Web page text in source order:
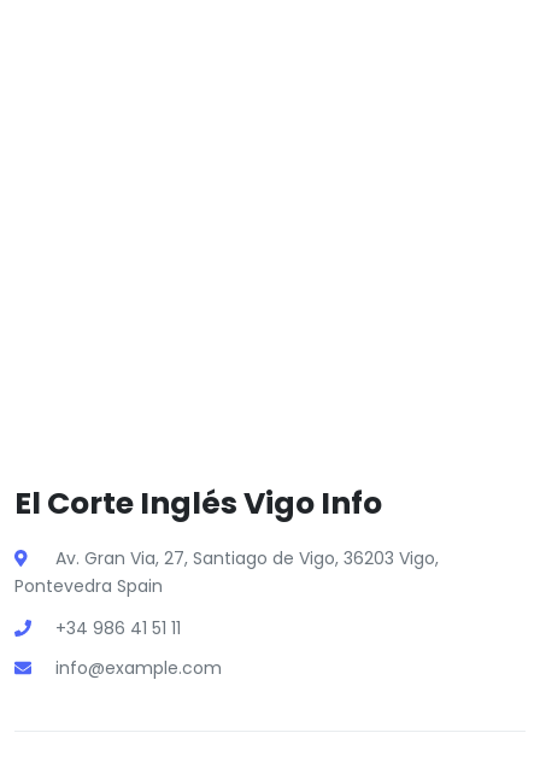
El Corte Inglés Vigo Info
Av. Gran Via, 27, Santiago de Vigo, 36203 Vigo,
Pontevedra Spain
+34 986 41 51 11
info@example.com